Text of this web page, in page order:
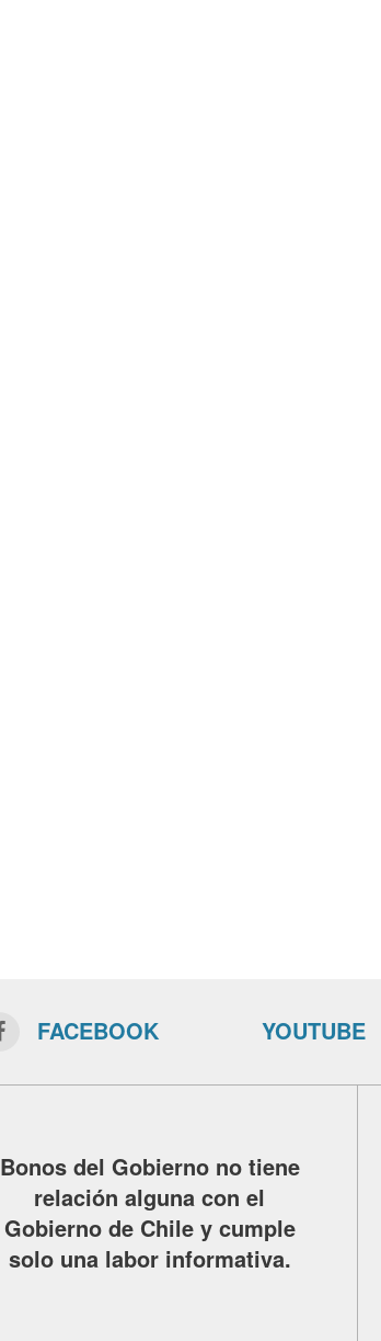
FACEBOOK YOUTUBE
Bonos del Gobierno no tiene
relación alguna con el
Gobierno de Chile y cumple
solo una labor informativa.